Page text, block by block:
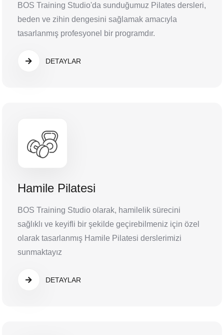
BOS Training Studio'da sunduğumuz Pilates dersleri,
beden ve zihin dengesini sağlamak amacıyla
tasarlanmış profesyonel bir programdır.
DETAYLAR
Hamile Pilatesi
BOS Training Studio olarak, hamilelik sürecini
sağlıklı ve keyifli bir şekilde geçirebilmeniz için özel
olarak tasarlanmış Hamile Pilatesi derslerimizi
sunmaktayız
DETAYLAR